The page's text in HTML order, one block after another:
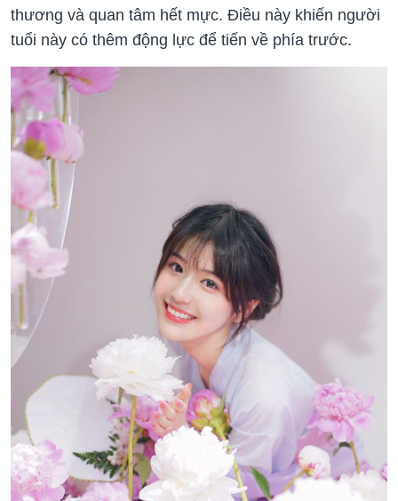
thương và quan tâm hết mực. Điều này khiến người
tuổi này có thêm động lực để tiến về phía trước.